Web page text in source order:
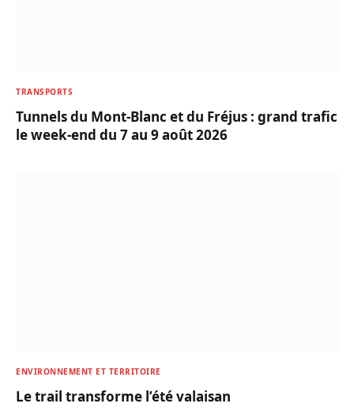
TRANSPORTS
Tunnels du Mont-Blanc et du Fréjus : grand trafic
le week-end du 7 au 9 août 2026
ENVIRONNEMENT ET TERRITOIRE
Le trail transforme l’été valaisan